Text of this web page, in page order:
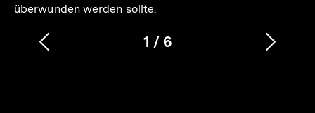
überwunden werden sollte.
Karussellinhalt
1
von
/ 6
Vorherigen